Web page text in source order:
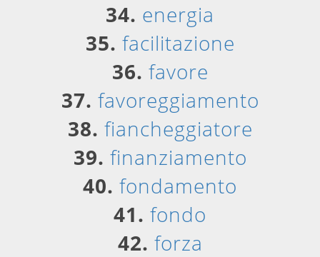
34. energia
35. facilitazione
36. favore
37. favoreggiamento
38. fiancheggiatore
39. finanziamento
40. fondamento
41. fondo
42. forza